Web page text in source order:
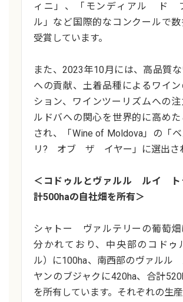
ィニ」、「モンディアル ド
ル」など国際的なコンクールで
受賞しています。
また、2023年10月には、高品質
への貢献、土着品種によるワイ
ション、ワインツーリズムへの
ルドバへの関心を世界的に高め
され、「Wine of Moldova」の「
リ? オブ ザ イヤー」に選出さ
＜コドゥルとヴァルル ルイ ト
計500haの自社畑を所有＞
シャトー ヴァルテリーの葡萄畑
分かれており、中央部のコドゥ
ル）に100ha、南西部のヴァル
ヤンのブジャクに420ha、合計
を所有しています。それぞれの生